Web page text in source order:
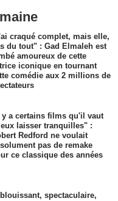
craqué complet, mais elle,
du tout" : Gad Elmaleh est
amoureux de cette
iconique en tournant
comédie aux 2 millions de
a certains films qu'il vaut
laisser tranquilles" :
Redford ne voulait
pas de remake
ce classique des années
spectaculaire,